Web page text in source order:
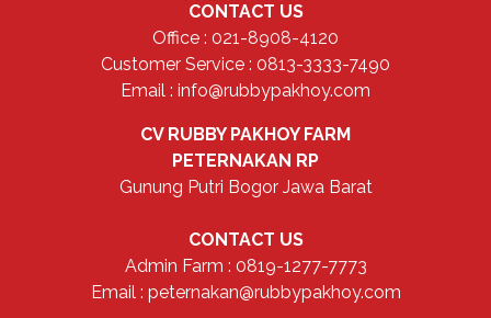
CONTACT US
Office : 021-8908-4120
Customer Service : 0813-3333-7490
Email : info@rubbypakhoy.com
CV RUBBY PAKHOY FARM
PETERNAKAN RP
Gunung Putri Bogor Jawa Barat
CONTACT US
Admin Farm : 0819-1277-7773
Email : peternakan@rubbypakhoy.com